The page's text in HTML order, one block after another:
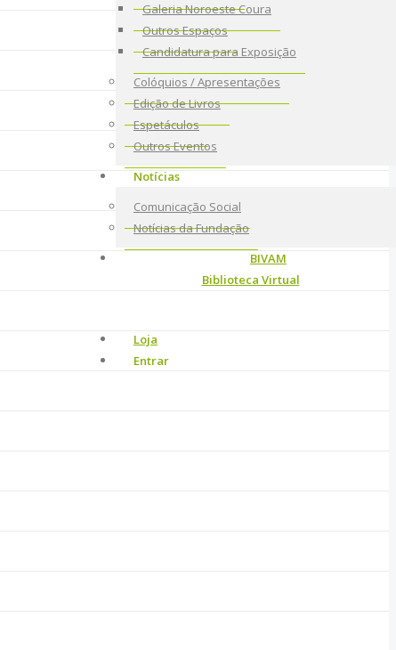
Galeria Noroeste Coura
Outros Espaços
Candidatura para Exposição
Colóquios / Apresentações
Edição de Livros
Espetáculos
Outros Eventos
Notícias
Comunicação Social
Notícias da Fundação
BIVAM
Biblioteca Virtual
Loja
Entrar